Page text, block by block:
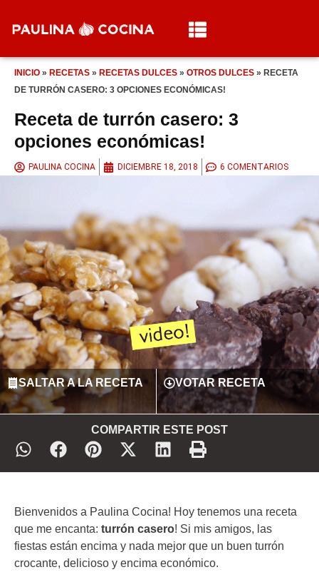
INICIO » RECETAS » RECETAS DULCES » OTROS DULCES » RECETA
DE TURRÓN CASERO: 3 OPCIONES ECONÓMICAS!
Receta de turrón casero: 3
opciones económicas!
PAULINA COCINA DICIEMBRE 18, 2018 6 COMENTARIOS
SALTAR A LA RECETA VOTAR RECETA
COMPARTIR ESTE POST
Bienvenidos a Paulina Cocina! Hoy tenemos una receta
que me encanta: turrón casero! Si mis amigos, las
fiestas están encima y nada mejor que un buen turrón
crocante, delicioso y encima económico.